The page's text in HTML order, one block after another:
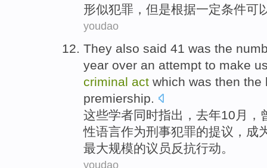
形似犯罪， 但是根据一定条件可
youdao
They also said 41 was the
year over an attempt to make
criminal act which was then the
premiership.
这些学者同时指出 ， 去年10月
，
性语言作为刑事犯罪的提议，成
最大规模的议员反抗行动。
youdao